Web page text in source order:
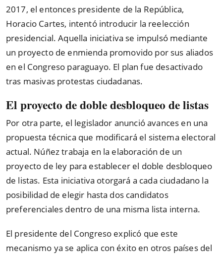
2017, el entonces presidente de la República,
Horacio Cartes, intentó introducir la reelección
presidencial. Aquella iniciativa se impulsó mediante
un proyecto de enmienda promovido por sus aliados
en el Congreso paraguayo. El plan fue desactivado
tras masivas protestas ciudadanas.
El proyecto de doble desbloqueo de listas
Por otra parte, el legislador anunció avances en una
propuesta técnica que modificará el sistema electoral
actual. Núñez trabaja en la elaboración de un
proyecto de ley para establecer el doble desbloqueo
de listas. Esta iniciativa otorgará a cada ciudadano la
posibilidad de elegir hasta dos candidatos
preferenciales dentro de una misma lista interna.
El presidente del Congreso explicó que este
mecanismo ya se aplica con éxito en otros países del